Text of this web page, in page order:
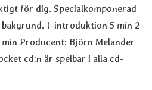
för dig. Specialkomponerad
1-introduktion 5 min 2-
Producent: Björn Melander
cd:n är spelbar i alla cd-